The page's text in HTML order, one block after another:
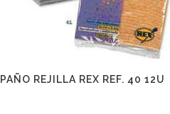
PAÑO REJILLA REX REF. 40 12U